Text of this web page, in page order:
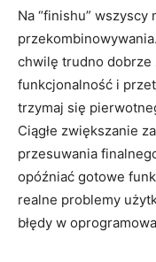
Na “finishu” wszyscy
chwilę trudno dobrze
funkcjonalność i
trzymaj się
Ciągłe zwiększanie
przesuwania
opóźniać gotowe
realne problemy
błędy w